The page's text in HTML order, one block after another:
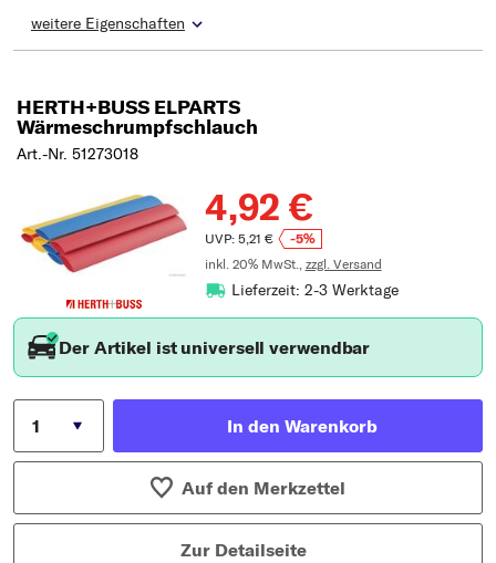
weitere Eigenschaften
HERTH+BUSS ELPARTS
Wärmeschrumpfschlauch
Art.-Nr. 51273018
4,92 €
UVP: 5,21 €
-5%
inkl. 20% MwSt., zzgl. Versand
Lieferzeit: 2-3 Werktage
Der Artikel ist universell verwendbar
In den Warenkorb
Auf den Merkzettel
Zur Detailseite